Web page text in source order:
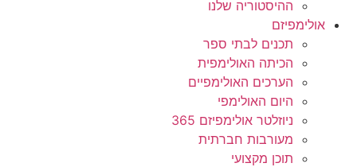
ההיסטוריה שלנו
אולימפיזם
תכנים לבתי ספר
הכיתה האולימפית
הערכים האולימפיים
היום האולימפי
ניוזלטר אולימפיזם 365
מעורבות חברתית
תוכן מקצועי